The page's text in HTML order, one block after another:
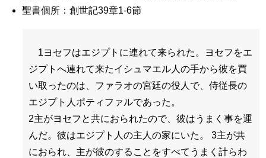
聖書個所：創世記39章1-6節
1ヨセフはエジプトに連れて来られた。ヨセフをエ
ジプトへ連れて来たイシュマエル人の手から彼を買
い取ったのは、ファラオの宮廷の役人で、侍従長の
エジプト人ポティファルであった。
2主がヨセフと共におられたので、彼はうまく事を運
んだ。彼はエジプト人の主人の家にいた。 3主が共
におられ、主が彼のすることをすべてうまく計らわ